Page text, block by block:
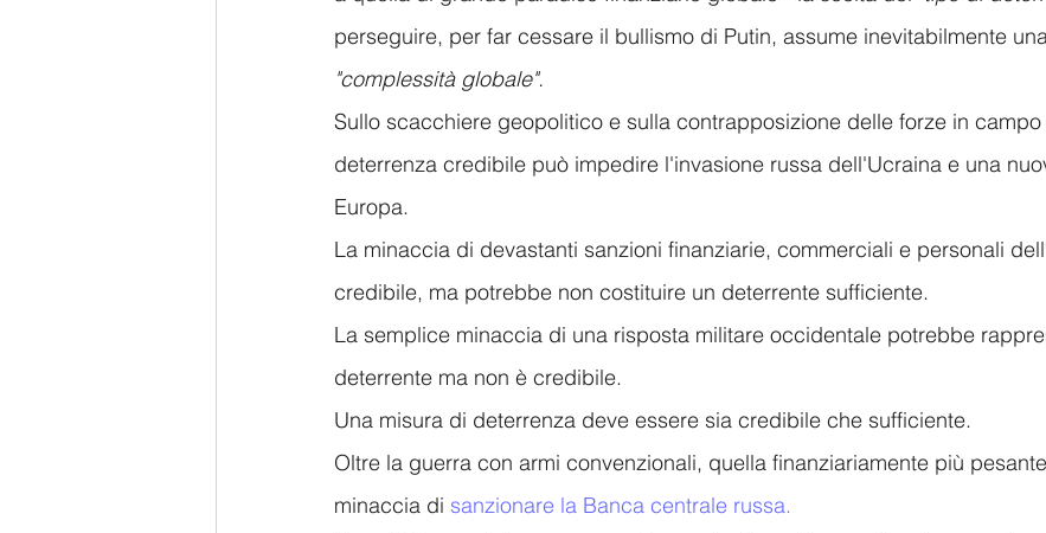
perseguire, per far cessare il bullismo di Putin, assume inevitabilmente
"complessità globale".
Sullo scacchiere geopolitico e sulla contrapposizione delle forze in
deterrenza credibile può impedire l'invasione russa dell'Ucraina e una
Europa.
La minaccia di devastanti sanzioni finanziarie, commerciali e personali
credibile, ma potrebbe non costituire un deterrente sufficiente.
La semplice minaccia di una risposta militare occidentale potrebbe
deterrente ma non è credibile.
Una misura di deterrenza deve essere sia credibile che sufficiente.
Oltre la guerra con armi convenzionali, quella finanziariamente più
minaccia di sanzionare la Banca centrale russa.